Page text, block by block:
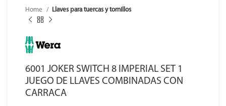
Home Llaves para tuercas y tornillos
6001 JOKER SWITCH 8 IMPERIAL SET 1
JUEGO DE LLAVES COMBINADAS CON
CARRACA